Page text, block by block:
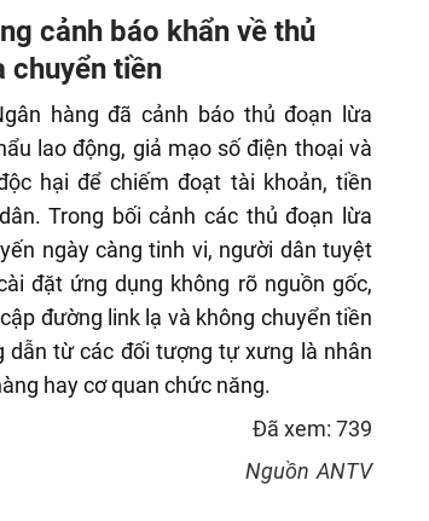
cảnh báo khẩn về thủ
chuyển tiền
hàng đã cảnh báo thủ đoạn lừa
lao động, giả mạo số điện thoại và
hại để chiếm đoạt tài khoản, tiền
Trong bối cảnh các thủ đoạn lừa
ngày càng tinh vi, người dân tuyệt
đặt ứng dụng không rõ nguồn gốc,
đường link lạ và không chuyển tiền
dẫn từ các đối tượng tự xưng là nhân
hay cơ quan chức năng.
Đã xem: 739
Nguồn ANTV